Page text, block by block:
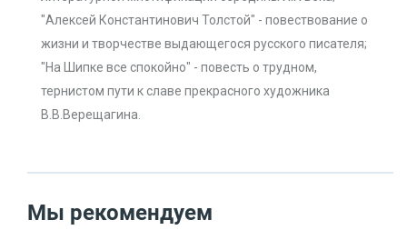
"Алексей Константинович Толстой" - повествование о
жизни и творчестве выдающегося русского писателя;
"На Шипке все спокойно" - повесть о трудном,
тернистом пути к славе прекрасного художника
В.В.Верещагина.
Мы рекомендуем